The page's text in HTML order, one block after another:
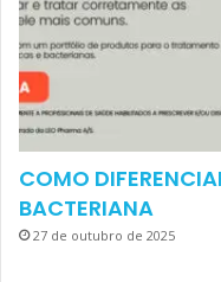
COMO
BACTERIANA
27 de outubro de 2025